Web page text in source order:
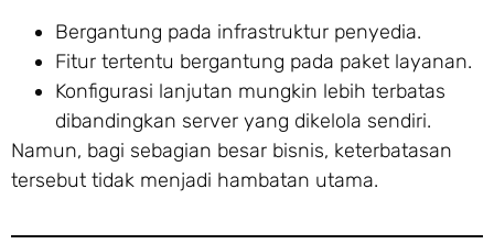
Bergantung pada infrastruktur penyedia.
Fitur tertentu bergantung pada paket layanan.
Konfigurasi lanjutan mungkin lebih terbatas
dibandingkan server yang dikelola sendiri.
Namun, bagi sebagian besar bisnis, keterbatasan
tersebut tidak menjadi hambatan utama.